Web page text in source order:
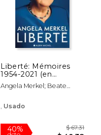
Liberté: Mémoires
1954-2021 (en
Francés)
Angela Merkel; Beate
Usado